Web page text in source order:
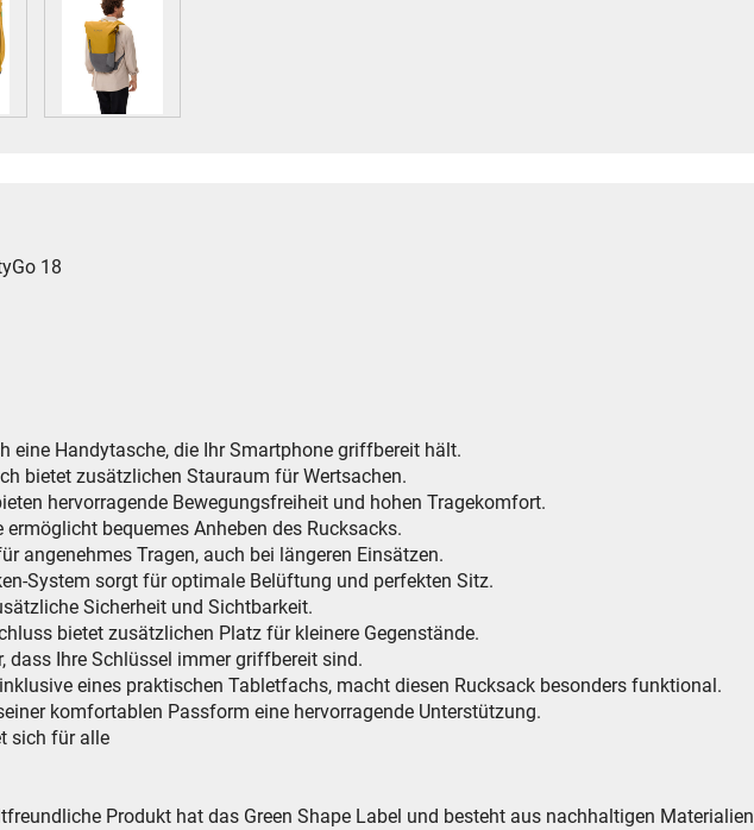
18
eine Handytasche, die Ihr Smartphone griffbereit hält.
bietet zusätzlichen Stauraum für Wertsachen.
hervorragende Bewegungsfreiheit und hohen Tragekomfort.
ermöglicht bequemes Anheben des Rucksacks.
angenehmes Tragen, auch bei längeren Einsätzen.
System sorgt für optimale Belüftung und perfekten Sitz.
Sicherheit und Sichtbarkeit.
bietet zusätzlichen Platz für kleinere Gegenstände.
dass Ihre Schlüssel immer griffbereit sind.
eines praktischen Tabletfachs, macht diesen Rucksack besonders funktional.
komfortablen Passform eine hervorragende Unterstützung.
sich für alle
Produkt hat das Green Shape Label und besteht aus nachhaltigen Materialien